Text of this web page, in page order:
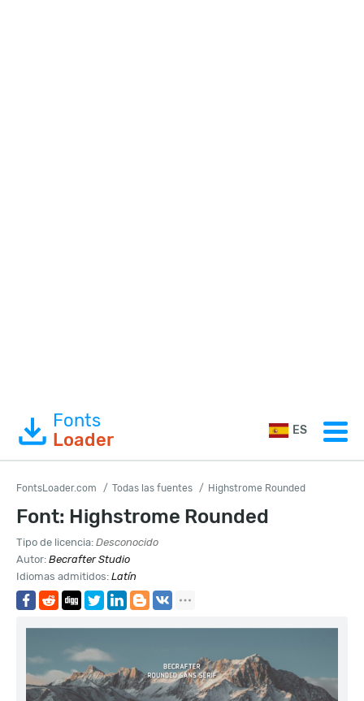
Fonts
Loader
ES
FontsLoader.com Todas las fuentes Highstrome Rounded
Font: Highstrome Rounded
Tipo de licencia: Desconocido
Autor: Becrafter Studio
Idiomas admitidos: Latín